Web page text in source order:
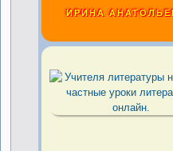
ИРИНА